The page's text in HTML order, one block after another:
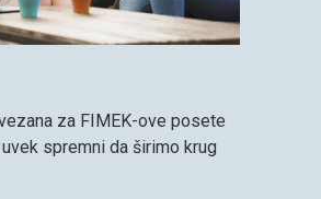
za FIMEK-ove posete
spremni da širimo krug